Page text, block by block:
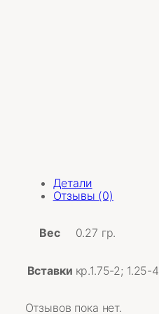
Детали
Отзывы (0)
Вес 0.27 гр.
Вставки кр.1.75-2; 1.25-4
Отзывов пока нет.